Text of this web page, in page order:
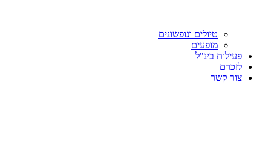
טיולים ונופשונים
מופעים
פעילות בינ"ל
לזכרם
צור קשר